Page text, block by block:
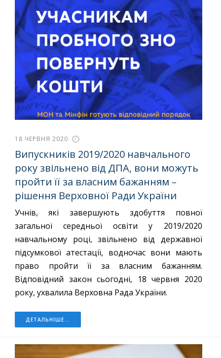
18 ЧЕРВНЯ 2020
Випускників 2019/2020 навчального
року звільнено від ДПА, вони можуть
пройти її за власним бажанням –
рішення Верховної Ради України
Учнів, які завершують здобуття повної
загальної середньої освіти у 2019/2020
навчальному році, звільнено від державної
підсумкової атестації, водночас вони мають
право пройти її за власним бажанням.
Відповідний закон сьогодні, 18 червня 2020
року, ухвалила Верховна Рада України.
ДЕТАЛЬНІШЕ...